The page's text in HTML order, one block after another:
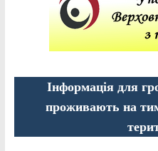
Інформація для
проживають на